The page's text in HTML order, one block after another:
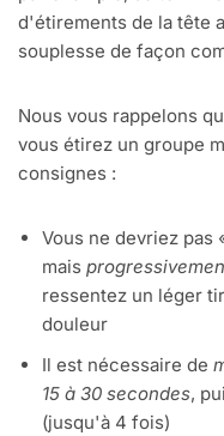
d'étirements de la tête
souplesse de façon
Nous vous rappelons
vous étirez un groupe
consignes :
Vous ne devriez pas
mais
ressentez un léger
douleur
Il est nécessaire de
15 à 30 secondes,
(jusqu'à 4 fois)